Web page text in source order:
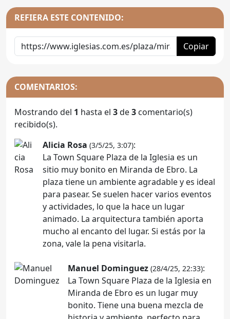
REFIERA ESTE CONTENIDO:
Copiar
COMENTARIOS:
Mostrando del 1 hasta el 3de3 comentario(s)
recibido(s).
Alicia Rosa (3/5/25, 3:07):
La Town Square Plaza de la Iglesia es un
sitio muy bonito en Miranda de Ebro. La
plaza tiene un ambiente agradable y es ideal
para pasear. Se suelen hacer varios eventos
y actividades, lo que la hace un lugar
animado. La arquitectura también aporta
mucho al encanto del lugar. Si estás por la
zona, vale la pena visitarla.
Manuel Dominguez (28/4/25, 22:33):
La Town Square Plaza de la Iglesia en
Miranda de Ebro es un lugar muy
bonito. Tiene una buena mezcla de